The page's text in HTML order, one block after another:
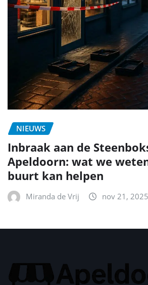
NIEUWS
Inbraak aan de
Apeldoorn: wat we
buurt kan helpen
Miranda de Vrij nov 21, 2025